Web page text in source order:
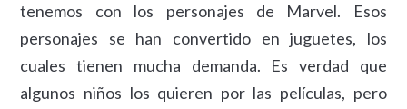
tenemos con los personajes de Marvel. Esos
personajes se han convertido en juguetes, los
cuales tienen mucha demanda. Es verdad que
algunos niños los quieren por las películas, pero